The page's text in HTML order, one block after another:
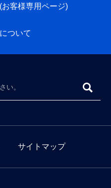
客様専用ページ)
ついて
サイトマップ